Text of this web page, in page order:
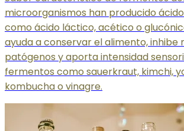
microorganismos han producido
como ácido láctico, acético o
ayuda a conservar el alimento, inhibe
patógenos y aporta intensidad
fermentos como sauerkraut, kimchi,
kombucha o vinagre.